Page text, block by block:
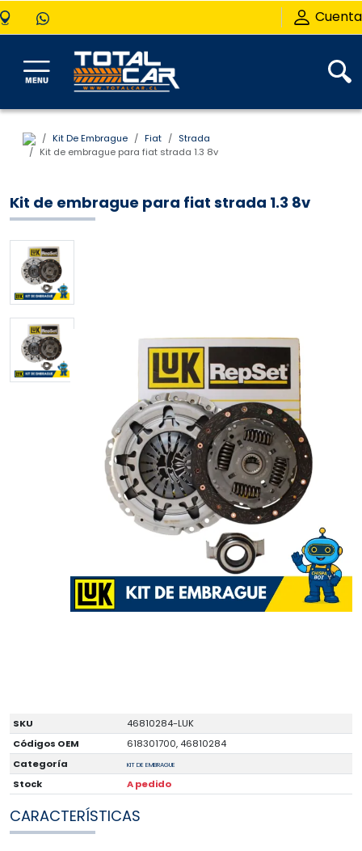
Cuenta
Kit De Embrague Fiat
Strada
Kit de embrague para fiat strada 1.3 8v
Kit de embrague para fiat strada 1.3 8v
SKU
46810284-LUK
Códigos OEM
618301700, 46810284
Categoría
KIT DE EMBRAGUE
Stock A pedido
CARACTERÍSTICAS